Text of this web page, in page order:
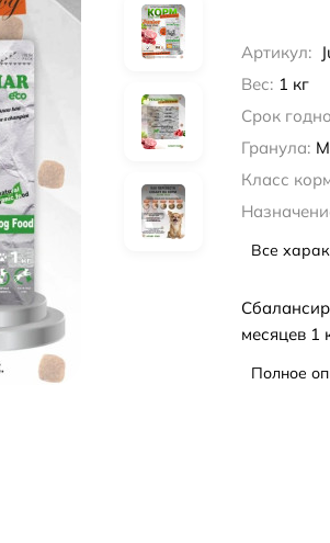
Артикул:
Вес: 1 кг
Срок
Гранула:
Класс
Все
месяцев 1
Полное